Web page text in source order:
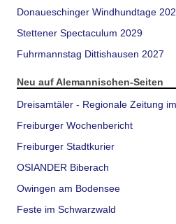
Donaueschinger Windhundtage
Stettener Spectaculum 2029
Fuhrmannstag Dittishausen 2027
Neu auf Alemannischen-Seiten
Dreisamtäler - Regionale Zeitung
Freiburger Wochenbericht
Freiburger Stadtkurier
OSIANDER Biberach
Owingen am Bodensee
Feste im Schwarzwald